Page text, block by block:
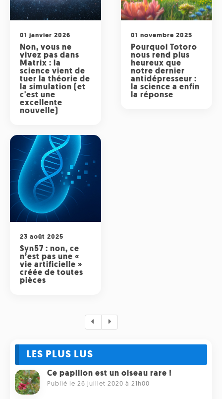
ONG
Politique
Belge
Politique
Française
Régions
Santé
Sciences
Société
Tech
Musique
People
Streaming
Théâtre
Radio
Télévision
Animaux
Biodiversité
01 janvier 2026
Non, vous ne
vivez pas dans
Matrix : la
science vient de
tuer la théorie de
la simulation (et
c'est une
excellente
nouvelle)
01 novembre 2025
Pourquoi Totoro
nous rend plus
heureux que
notre dernier
antidépresseur :
la science a enfin
la réponse
23 août 2025
Syn57 : non, ce
n’est pas une «
vie artificielle »
créée de toutes
pièces
LES PLUS LUS
Ce papillon est un oiseau rare !
Publié le 26 juillet 2020 à 21h00